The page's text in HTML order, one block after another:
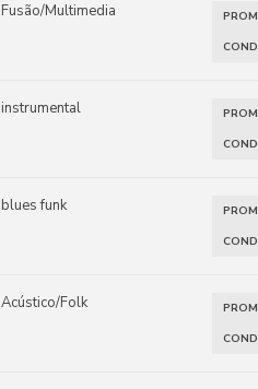
Fusão/Multimedia
instrumental
blues funk
Acústico/Folk